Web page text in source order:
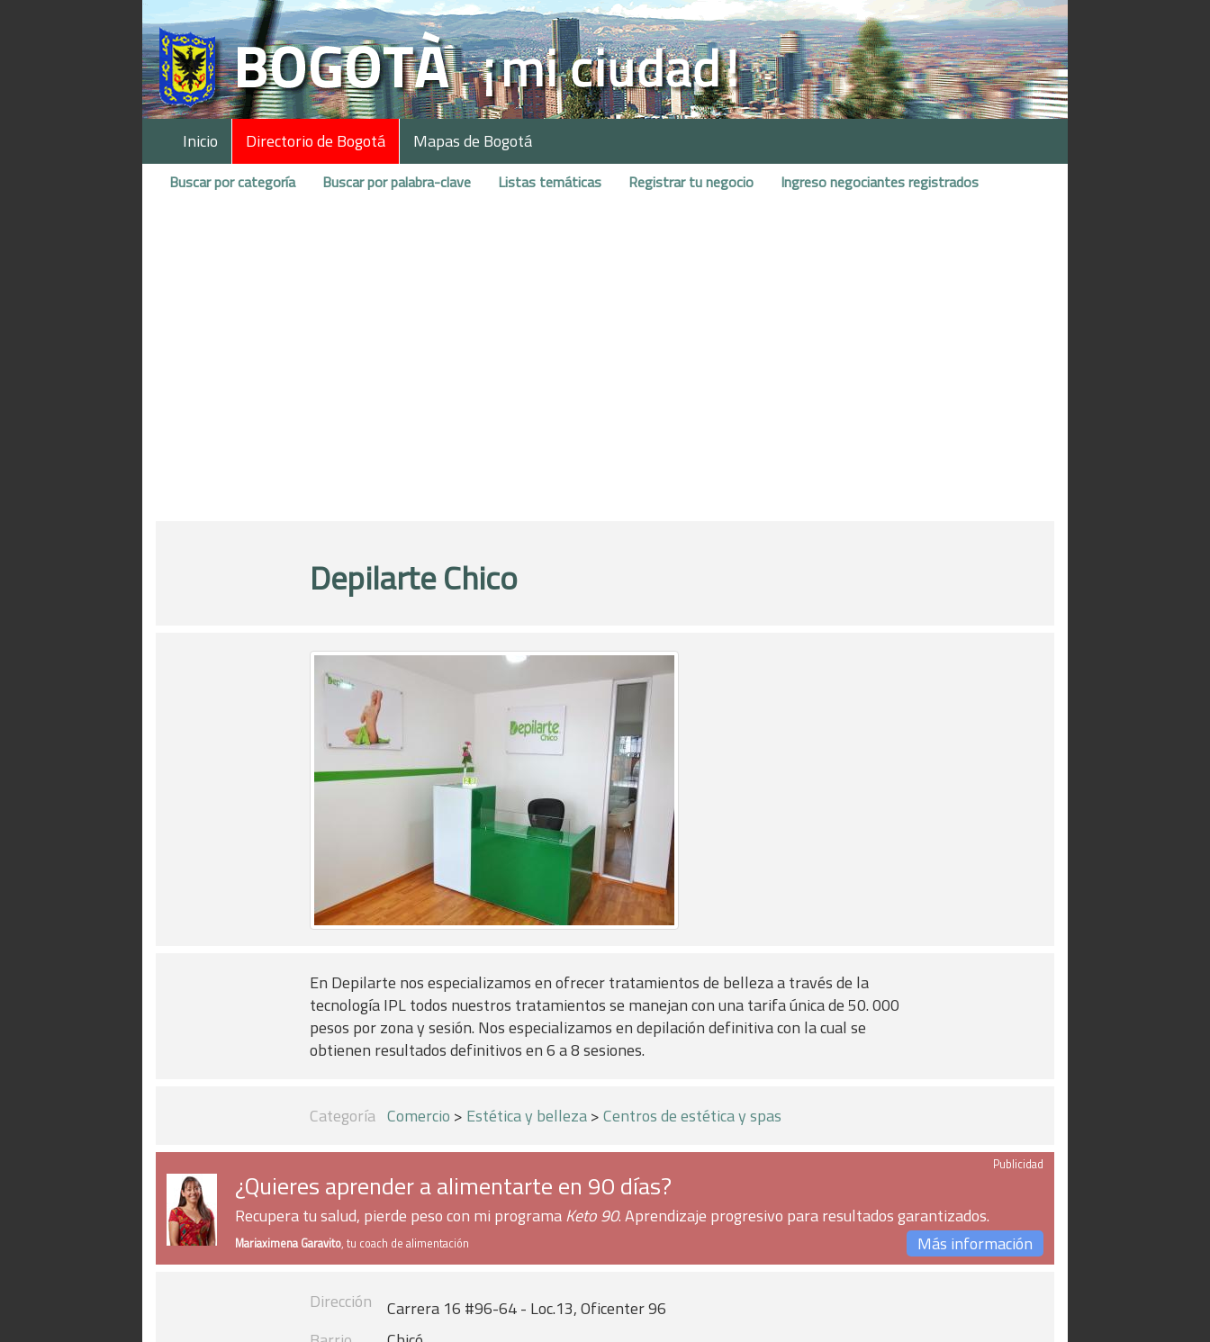
Inicio Directorio de Bogotá Mapas de Bogotá
Buscar por categoría Buscar por palabra-clave Listas temáticas Registrar tu negocio Ingreso negociantes registrados
Depilarte Chico
En Depilarte nos especializamos en ofrecer tratamientos de belleza a través de la
tecnología IPL todos nuestros tratamientos se manejan con una tarifa única de 50. 000
pesos por zona y sesión. Nos especializamos en depilación definitiva con la cual se
obtienen resultados definitivos en 6 a 8 sesiones.
Categoría Comercio > Estética y belleza>Centros de estética y spas
Publicidad
¿Quieres aprender a alimentarte en 90 días?
Recupera tu salud, pierde peso con mi programaKeto 90. Aprendizaje progresivo para resultados garantizados.
Mariaximena Garavito, tu coach de alimentación Más información
Dirección
Carrera 16 #96-64 - Loc.13, Oficenter 96